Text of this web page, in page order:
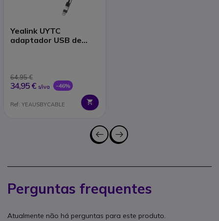
Yealink UYTC
adaptador USB de
64,95 €
34,95 € s/iva -46%
Ref: YEAUSBYCABLE
Perguntas frequentes
Atualmente não há perguntas para este produto.